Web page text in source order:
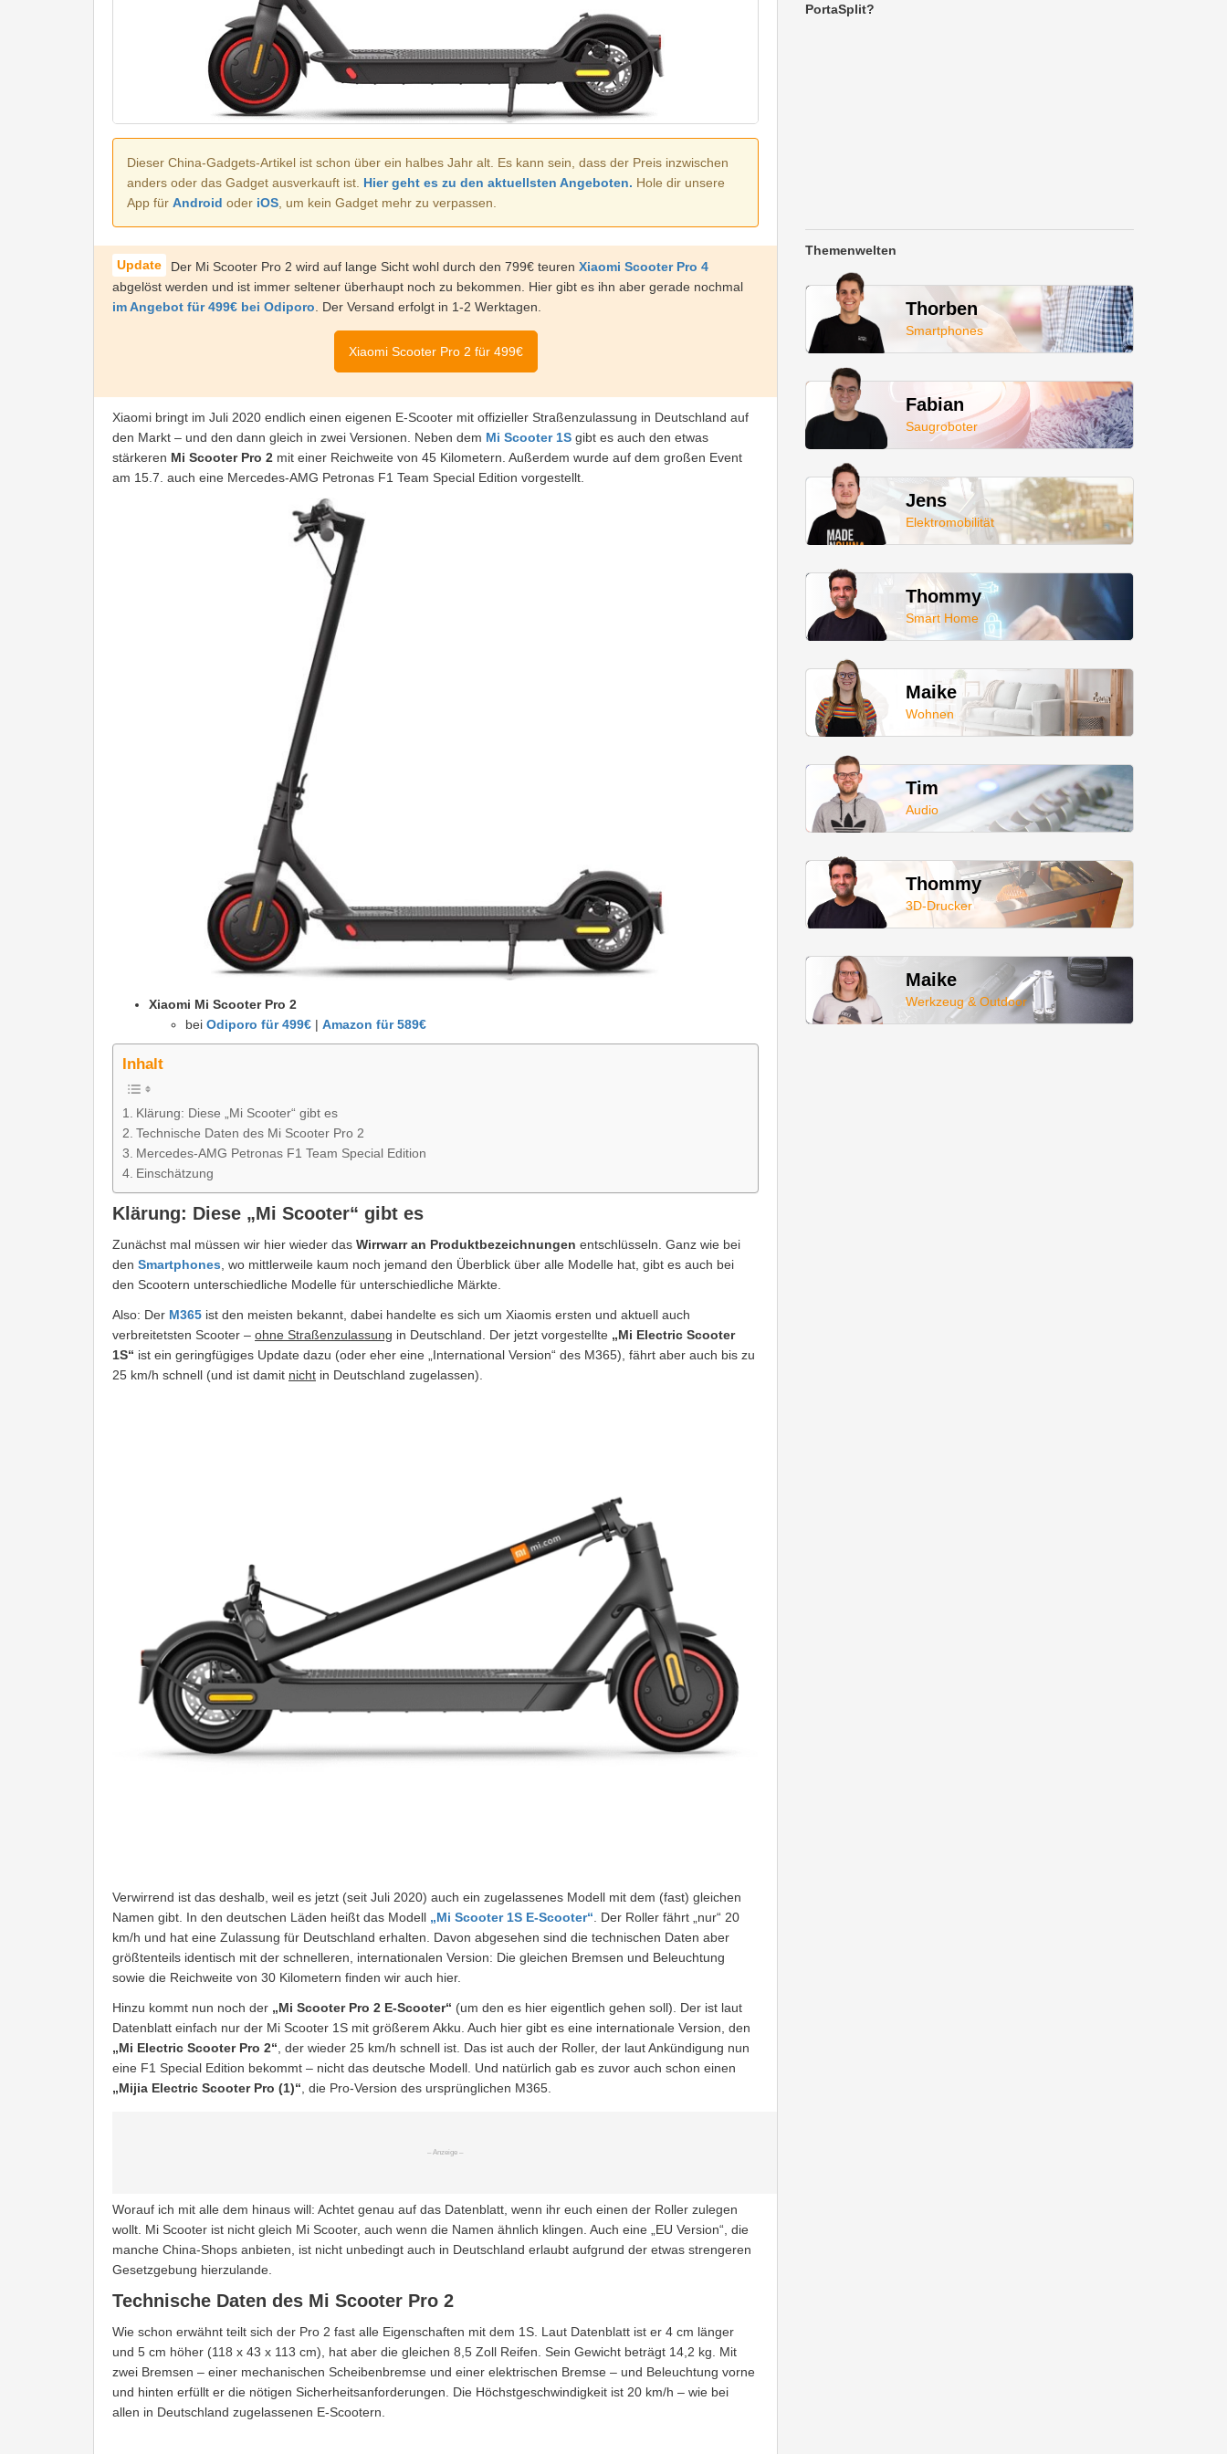
Dieser China-Gadgets-Artikel ist schon über ein halbes Jahr alt. Es kann sein, dass der Preis inzwischen
anders oder das Gadget ausverkauft ist. Hier geht es zu den aktuellsten Angeboten. Hole dir unsere
App für Android oder iOS, um kein Gadget mehr zu verpassen.
Der Mi Scooter Pro 2 wird auf lange Sicht wohl durch den 799€ teuren Xiaomi Scooter Pro 4
abgelöst werden und ist immer seltener überhaupt noch zu bekommen. Hier gibt es ihn aber gerade nochmal
im Angebot für 499€ bei Odiporo. Der Versand erfolgt in 1-2 Werktagen.
Xiaomi Scooter Pro 2 für 499€
Xiaomi bringt im Juli 2020 endlich einen eigenen E-Scooter mit offizieller Straßenzulassung in Deutschland auf
den Markt – und den dann gleich in zwei Versionen. Neben dem Mi Scooter 1S gibt es auch den etwas
stärkeren Mi Scooter Pro 2 mit einer Reichweite von 45 Kilometern. Außerdem wurde auf dem großen Event
am 15.7. auch eine Mercedes-AMG Petronas F1 Team Special Edition vorgestellt.
Xiaomi Mi Scooter Pro 2
bei Odiporo für 499€ | Amazon für 589€
Inhalt
Klärung: Diese „Mi Scooter“ gibt es
Technische Daten des Mi Scooter Pro 2
Mercedes-AMG Petronas F1 Team Special Edition
Einschätzung
Klärung: Diese „Mi Scooter“ gibt es
Zunächst mal müssen wir hier wieder das Wirrwarr an Produktbezeichnungen entschlüsseln. Ganz wie bei
den Smartphones , wo mittlerweile kaum noch jemand den Überblick über alle Modelle hat, gibt es auch bei
den Scootern unterschiedliche Modelle für unterschiedliche Märkte.
Also: Der M365 ist den meisten bekannt, dabei handelte es sich um Xiaomis ersten und aktuell auch
verbreitetsten Scooter – ohne Straßenzulassung in Deutschland. Der jetzt vorgestellte „Mi Electric Scooter
1S“ ist ein geringfügiges Update dazu (oder eher eine „International Version“ des M365), fährt aber auch bis zu
25 km/h schnell (und ist damit nicht in Deutschland zugelassen).
Verwirrend ist das deshalb, weil es jetzt (seit Juli 2020) auch ein zugelassenes Modell mit dem (fast) gleichen
Namen gibt. In den deutschen Läden heißt das Modell „Mi Scooter 1S E-Scooter“. Der Roller fährt „nur“ 20
km/h und hat eine Zulassung für Deutschland erhalten. Davon abgesehen sind die technischen Daten aber
größtenteils identisch mit der schnelleren, internationalen Version: Die gleichen Bremsen und Beleuchtung
sowie die Reichweite von 30 Kilometern finden wir auch hier.
Hinzu kommt nun noch der „Mi Scooter Pro 2 E-Scooter“ (um den es hier eigentlich gehen soll). Der ist laut
Datenblatt einfach nur der Mi Scooter 1S mit größerem Akku. Auch hier gibt es eine internationale Version, den
„Mi Electric Scooter Pro 2“, der wieder 25 km/h schnell ist. Das ist auch der Roller, der laut Ankündigung nun
eine F1 Special Edition bekommt – nicht das deutsche Modell. Und natürlich gab es zuvor auch schon einen
„Mijia Electric Scooter Pro (1)“, die Pro-Version des ursprünglichen M365.
Worauf ich mit alle dem hinaus will: Achtet genau auf das Datenblatt, wenn ihr euch einen der Roller zulegen
wollt. Mi Scooter ist nicht gleich Mi Scooter, auch wenn die Namen ähnlich klingen. Auch eine „EU Version“, die
manche China-Shops anbieten, ist nicht unbedingt auch in Deutschland erlaubt aufgrund der etwas strengeren
Gesetzgebung hierzulande.
Technische Daten des Mi Scooter Pro 2
Wie schon erwähnt teilt sich der Pro 2 fast alle Eigenschaften mit dem 1S. Laut Datenblatt ist er 4 cm länger
und 5 cm höher (118 x 43 x 113 cm), hat aber die gleichen 8,5 Zoll Reifen. Sein Gewicht beträgt 14,2 kg. Mit
zwei Bremsen – einer mechanischen Scheibenbremse und einer elektrischen Bremse – und Beleuchtung vorne
und hinten erfüllt er die nötigen Sicherheitsanforderungen. Die Höchstgeschwindigkeit ist 20 km/h – wie bei
allen in Deutschland zugelassenen E-Scootern.
PortaSplit?
Themenwelten
Thorben
Smartphones
Fabian
Saugroboter
Jens
Elektromobilität
Thommy
Smart Home
Maike
Wohnen
Tim
Audio
Thommy
3D-Drucker
Maike
Werkzeug & Outdoor